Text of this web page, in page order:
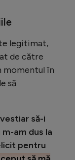
legitimat,
de către
momentul în
să
să-i
am dus la
pentru